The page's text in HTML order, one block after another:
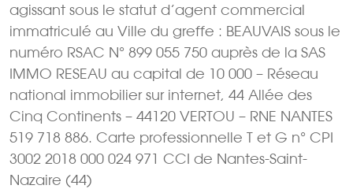
agissant sous le statut d’agent commercial
immatriculé au Ville du greffe : BEAUVAIS sous le
numéro RSAC N° 899 055 750 auprès de la SAS
IMMO RESEAU au capital de 10 000 – Réseau
national immobilier sur internet, 44 Allée des
Cinq Continents – 44120 VERTOU – RNE NANTES
519 718 886. Carte professionnelle T et G n° CPI
3002 2018 000 024 971 CCI de Nantes-Saint-
Nazaire (44)